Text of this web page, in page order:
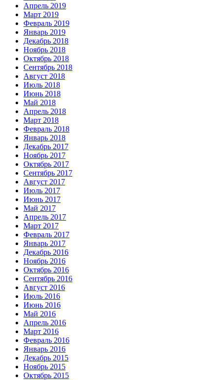
Апрель 2019
Март 2019
Февраль 2019
Январь 2019
Декабрь 2018
Ноябрь 2018
Октябрь 2018
Сентябрь 2018
Август 2018
Июль 2018
Июнь 2018
Май 2018
Апрель 2018
Март 2018
Февраль 2018
Январь 2018
Декабрь 2017
Ноябрь 2017
Октябрь 2017
Сентябрь 2017
Август 2017
Июль 2017
Июнь 2017
Май 2017
Апрель 2017
Март 2017
Февраль 2017
Январь 2017
Декабрь 2016
Ноябрь 2016
Октябрь 2016
Сентябрь 2016
Август 2016
Июль 2016
Июнь 2016
Май 2016
Апрель 2016
Март 2016
Февраль 2016
Январь 2016
Декабрь 2015
Ноябрь 2015
Октябрь 2015